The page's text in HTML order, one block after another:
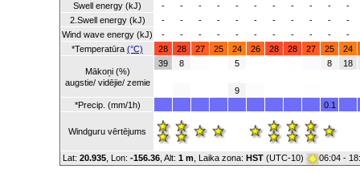
Swell energy (kJ)
- - - - - - - - - -
-
2.Swell energy (kJ)
- - - - - - - - - -
-
Wind wave energy (kJ)
- - - - - - - - - -
-
*Temperatūra (°C) 28 28 27 25 24 26 28 28 27 25 24
Mākoņi (%)
augstie/ vidējie/ zemie
39 8 5
9
8 18
*Precip. (mm/1h) 0.1
Windguru vērtējums
Lat: 20.935 , Lon: -156.36 Alt: 1 m , Laika zona: HST (UTC-10) 06:04 -